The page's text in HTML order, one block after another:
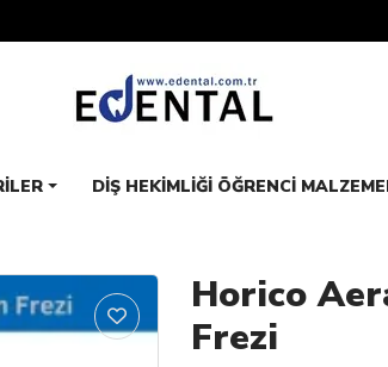
DIŞ HEKIMLIĞI ÖĞRENCI
Horico
Frezi